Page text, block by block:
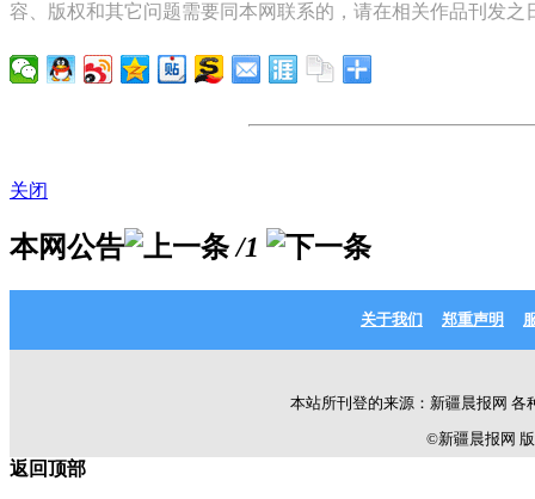
容、版权和其它问题需要同本网联系的，请在相关作品刊发之
关闭
本网公告 /1
关于我们 郑重声明
本站所刊登的来源：新疆晨报网
©新疆晨报网 版
返回顶部